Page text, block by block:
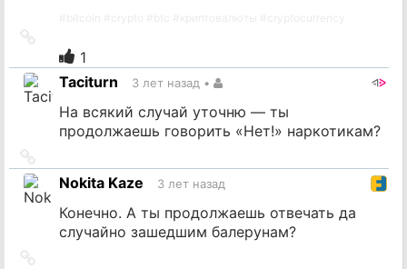
источник
1
Taciturn
3 лет назад •
На всякий случай уточню — ты
продолжаешь говорить «Нет!» наркотикам?
на
источник
Nokita Kaze 3 лет назад
Конечно. А ты продолжаешь отвечать да
случайно зашедшим балерунам?